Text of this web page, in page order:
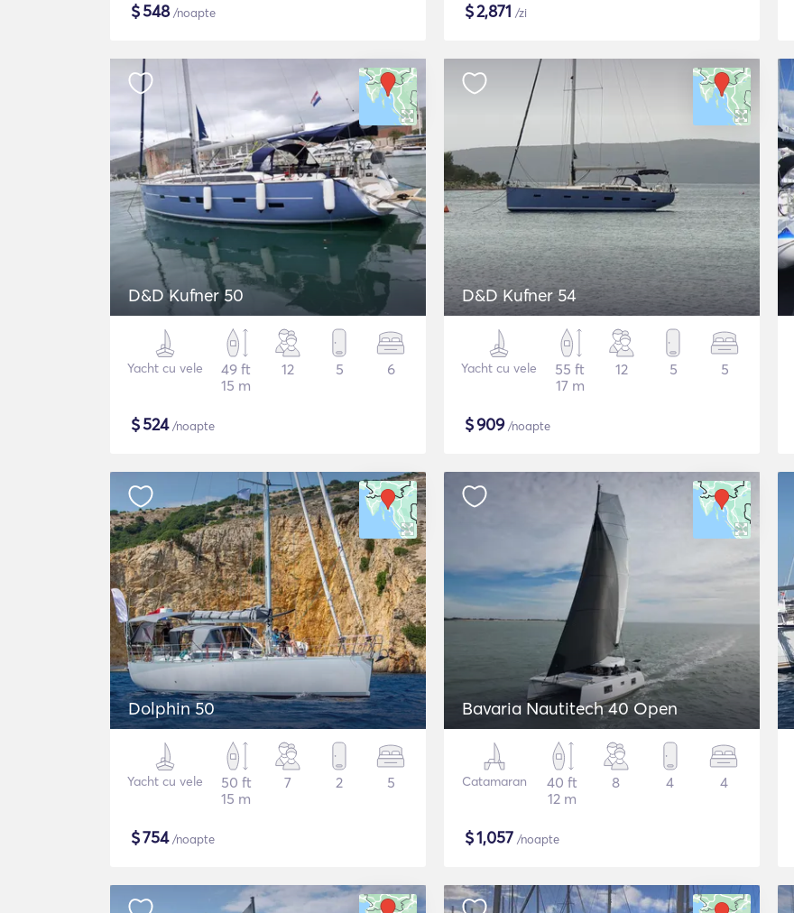
$548/noapte $2,871 /zi
D&D Kufner 50
Yacht cu vele
49 ft
15 m
12 5 6
$524/noapte
D&D Kufner 54
Yacht cu vele
55 ft
17 m
12 5 5
$909/noapte
Dolphin 50
Yacht cu vele
50 ft
15 m
7 2 5
$754/noapte
Bavaria Nautitech 40 Open
Catamaran
40 ft
12 m
8 4 4
$1,057 /noapte